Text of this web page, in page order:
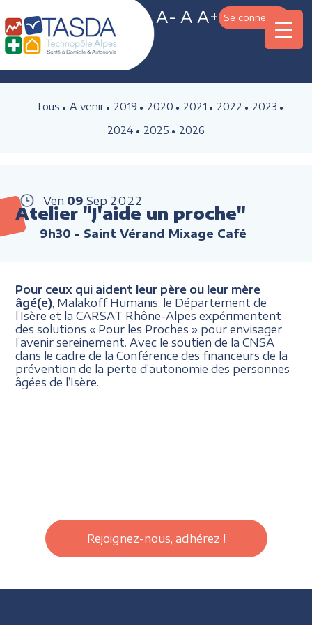
A- A A+ Se connecter
Tous A venir 2019 2020 2021 2022
2023
2024
2025 2026
Ven 09 Sep 2022
Atelier "J'aide un proche"
9h30 - Saint Vérand Mixage Café
Pour ceux qui aident leur père ou leur mère
âgé(e) , Malakoff Humanis, le Département de
l’Isère et la CARSAT Rhône-Alpes expérimentent
des solutions « Pour les Proches » pour envisager
l’avenir sereinement. Avec le soutien de la CNSA
dans le cadre de la Conférence des financeurs de la
prévention de la perte d’autonomie des personnes
âgées de l’Isère.
Rejoignez-nous, adhérez !